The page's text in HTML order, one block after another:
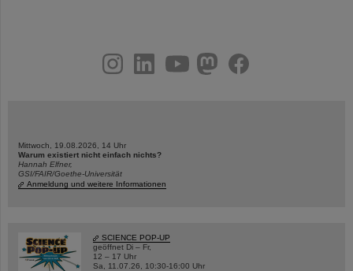
youtubehelmholtz.socialfacebook
Mittwoch, 19.08.2026, 14 Uhr
Warum existiert nicht einfach nichts?
Hannah Elfner,
GSI/FAIR/Goethe-Universität
Anmeldung und weitere Informationen
SCIENCE POP-UP
geöffnet Di – Fr,
12 – 17 Uhr
Sa, 11.07.26, 10:30-16:00 Uhr